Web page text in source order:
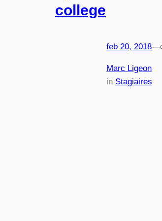
college
feb 20, 2018—
Marc Ligeon
in Stagiaires